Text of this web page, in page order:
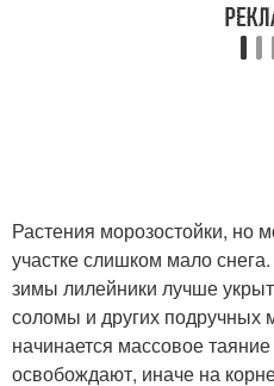
Растения морозостойки, но
участке слишком мало
зимы лилейники лучше
соломы и других подручных
начинается массовое
освобождают, иначе на